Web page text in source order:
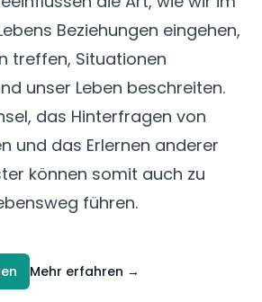
Beziehungen eingehen,
treffen, Situationen
unser Leben beschreiten.
das Hinterfragen von
und das Erlernen anderer
können somit auch zu
führen.
Mehr erfahren →